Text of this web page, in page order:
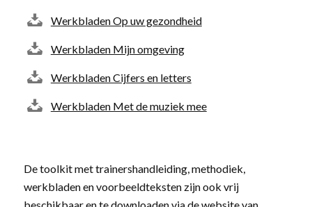
Werkbladen Op uw gezondheid
Werkbladen Mijn omgeving
Werkbladen Cijfers en letters
Werkbladen Met de muziek mee
De toolkit met trainershandleiding, methodiek,
werkbladen en voorbeeldteksten zijn ook vrij